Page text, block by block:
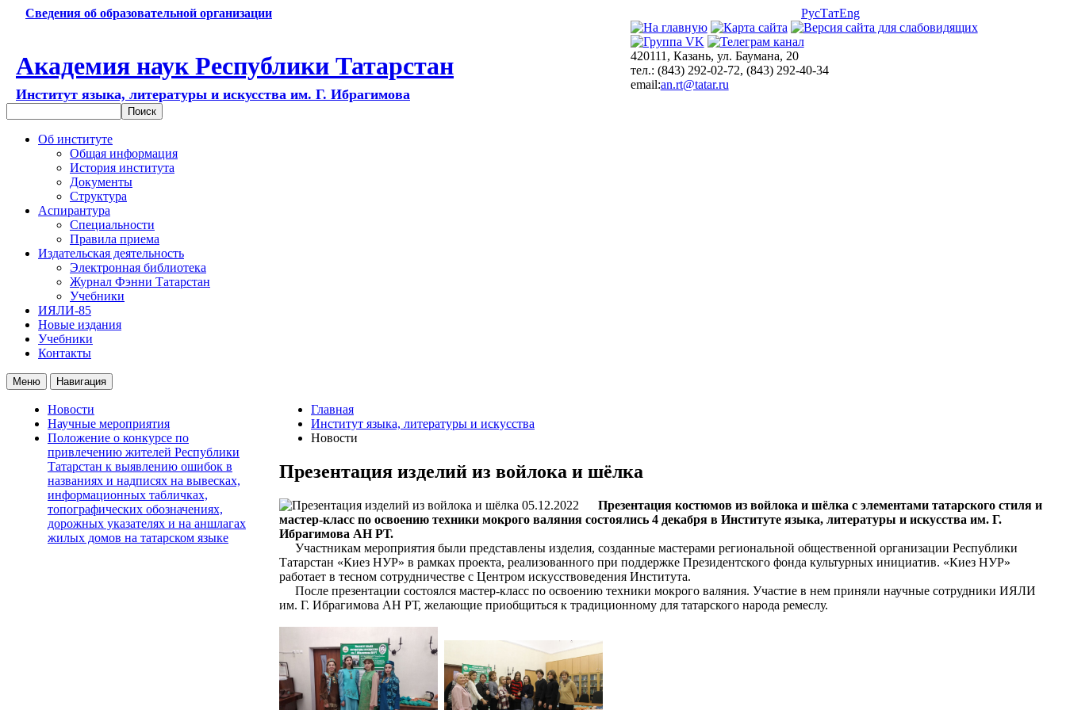
Сведения об образовательной организации РусТатEng
Академия наук Республики Татарстан
Институт языка, литературы и искусства им. Г. Ибрагимова
420111, Казань, ул. Баумана, 20
тел.: (843) 292-02-72, (843) 292-40-34
email:an.rt@tatar.ru
Об институте
Общая информация
История института
Документы
Структура
Аспирантура
Специальности
Правила приема
Издательская деятельность
Электронная библиотека
Журнал Фэнни Татарстан
Учебники
ИЯЛИ-85
Новые издания
Учебники
Контакты
Меню Навигация
Новости
Научные мероприятия
Положение о конкурсе по
привлечению жителей Республики
Татарстан к выявлению ошибок в
названиях и надписях на вывесках,
информационных табличках,
топографических обозначениях,
дорожных указателях и на аншлагах
жилых домов на татарском языке
Главная
Институт языка, литературы и искусства
Новости
Презентация изделий из войлока и шёлка
05.12.2022
Презентация костюмов из войлока и шёлка с элементами татарского стиля и
мастер-класс по освоению техники мокрого валяния состоялись 4 декабря в Институте языка, литературы и искусства им. Г.
Ибрагимова АН РТ.
Участникам мероприятия были представлены изделия, созданные мастерами региональной общественной организации Республики
Татарстан «Киез НУР» в рамках проекта, реализованного при поддержке Президентского фонда культурных инициатив. «Киез НУР»
работает в тесном сотрудничестве с Центром искусствоведения Института.
После презентации состоялся мастер-класс по освоению техники мокрого валяния. Участие в нем приняли научные сотрудники ИЯЛИ
им. Г. Ибрагимова АН РТ, желающие приобщиться к традиционному для татарского народа ремеслу.